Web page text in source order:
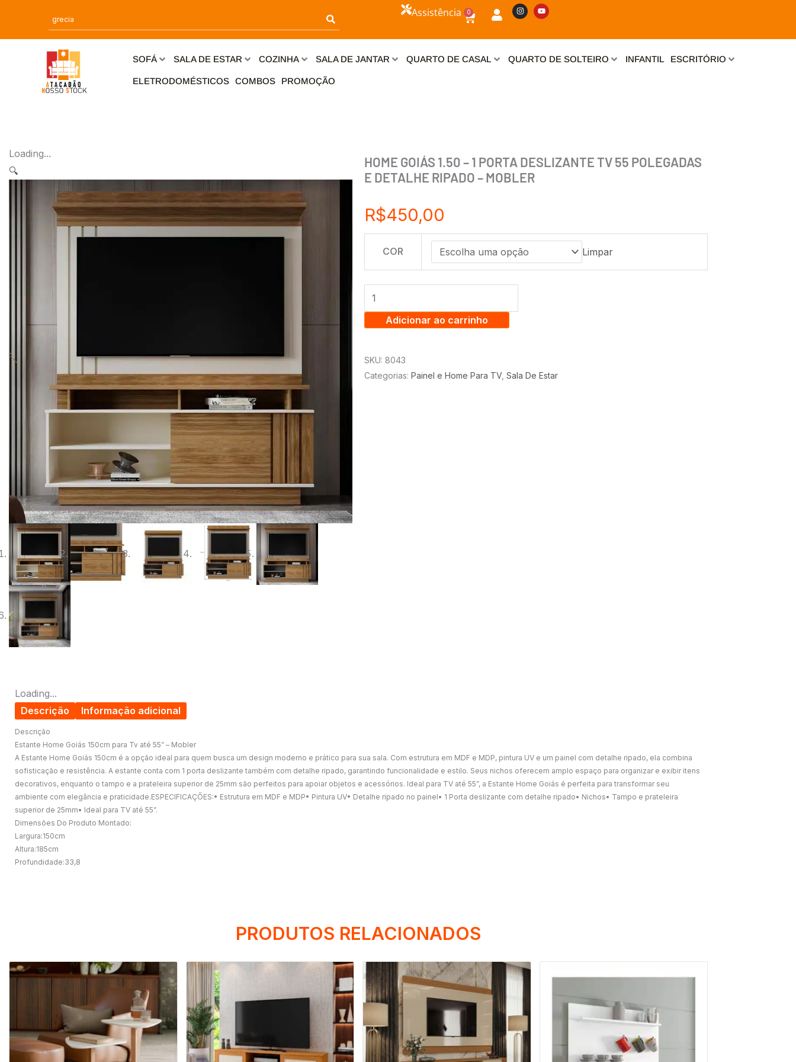
o
Assistência 0
Carrinho
I
n
s
a
Y
o
u
SOFÁ SALA DE ESTAR COZINHA SALA DE JANTAR QUARTO DE CASAL QUARTO DE SOLTEIRO INFANTIL ESCRITÓRIO
ELETRODOMÉSTICOS COMBOS PROMOÇÃO
Loading...
🔍
HOME GOIÁS 1.50 – 1 PORTA DESLIZANTE TV 55 POLEGADAS
E DETALHE RIPADO – MOBLER
R$450,00
COR Limpar
HOME
GOIÁS
1.50
TV
Adicionar ao carrinho
SKU: 8043
Categorias: Painel e Home Para TV Sala De Estar
Loading...
Descrição
Informação adicional
Descrição
Estante Home Goiás 150cm para Tv até 55” – Mobler
A Estante Home Goiás 150cm é a opção ideal para quem busca um design moderno e prático para sua sala. Com estrutura em MDF e MDP, pintura UV e um painel com detalhe ripado, ela combina
sofisticação e resistência. A estante conta com 1 porta deslizante também com detalhe ripado, garantindo funcionalidade e estilo. Seus nichos oferecem amplo espaço para organizar e exibir itens
decorativos, enquanto o tampo e a prateleira superior de 25mm são perfeitos para apoiar objetos e acessórios. Ideal para TV até 55”, a Estante Home Goiás é perfeita para transformar seu
ambiente com elegância e praticidade.ESPECIFICAÇÕES:• Estrutura em MDF e MDP• Pintura UV• Detalhe ripado no painel• 1 Porta deslizante com detalhe ripado• Nichos• Tampo e prateleira
superior de 25mm• Ideal para TV até 55”.
Dimensões Do Produto Montado:
Largura:150cm
Altura:185cm
Profundidade:33,8
PRODUTOS RELACIONADOS